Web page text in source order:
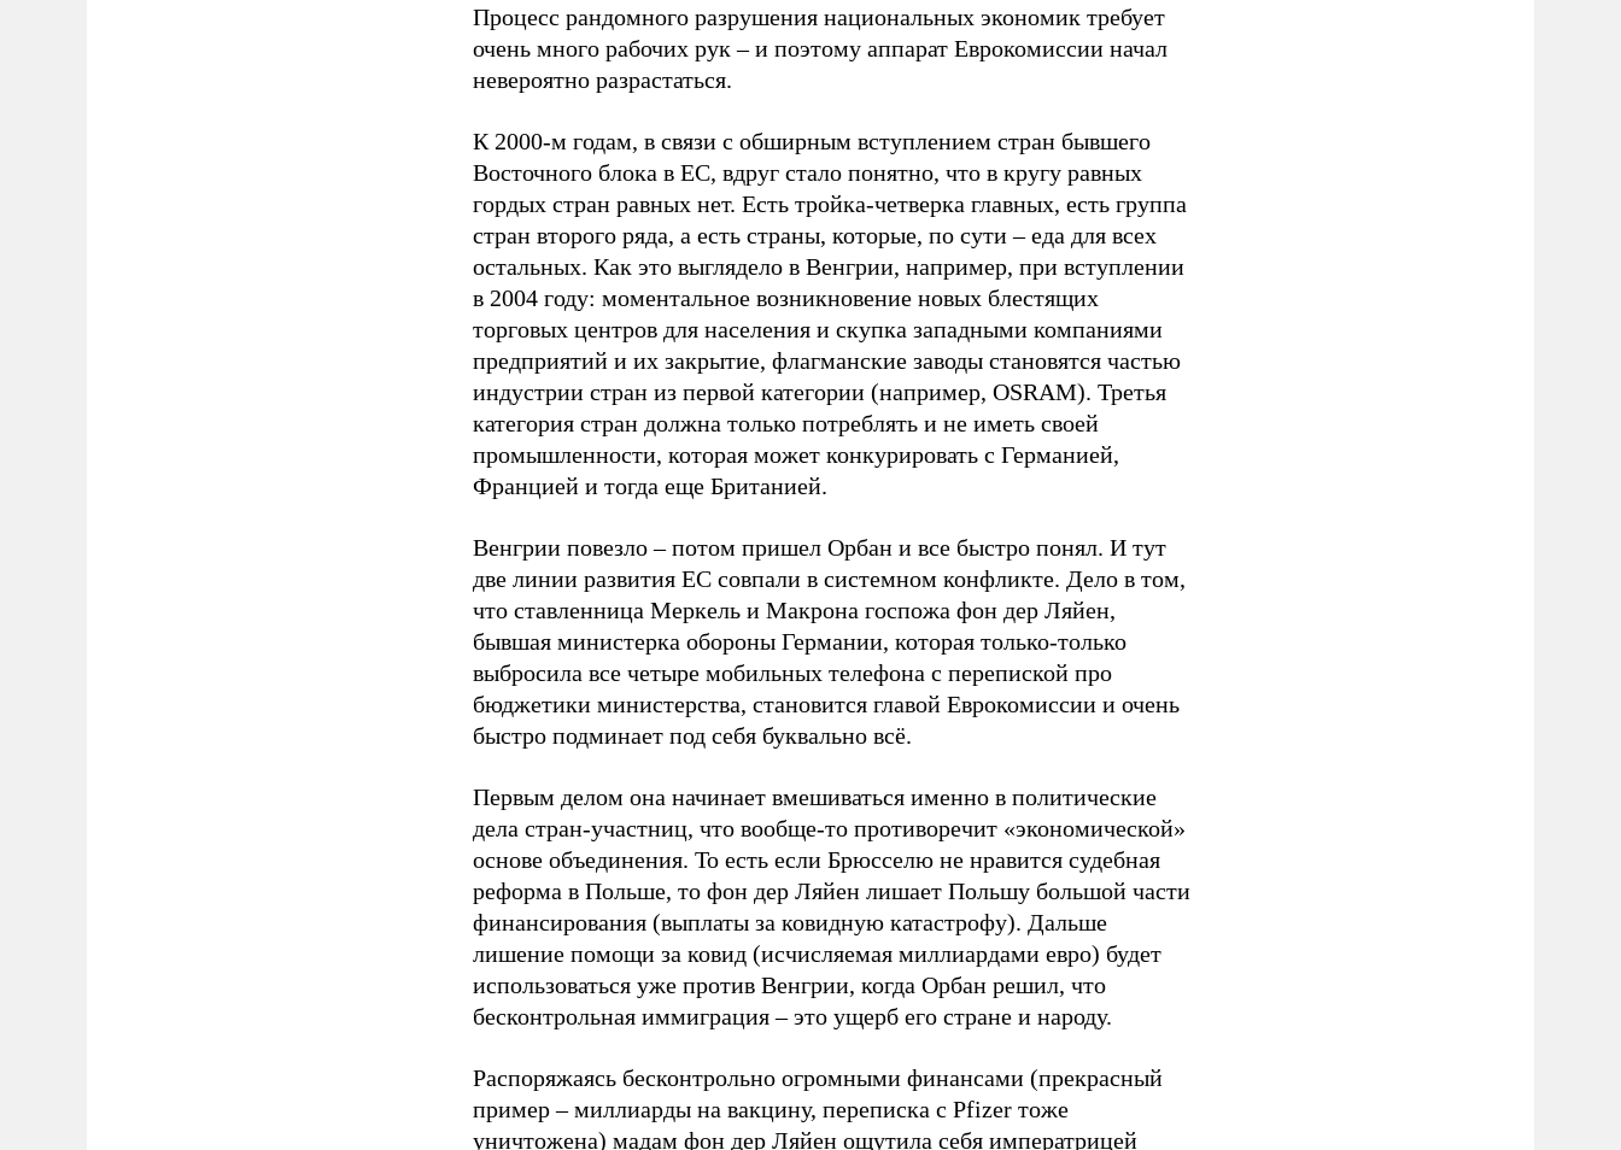
Процесс рандомного разрушения национальных экономик требует
очень много рабочих рук – и поэтому аппарат Еврокомиссии начал
невероятно разрастаться.
К 2000-м годам, в связи с обширным вступлением стран бывшего
Восточного блока в ЕС, вдруг стало понятно, что в кругу равных
гордых стран равных нет. Есть тройка-четверка главных, есть группа
стран второго ряда, а есть страны, которые, по сути – еда для всех
остальных. Как это выглядело в Венгрии, например, при вступлении
в 2004 году: моментальное возникновение новых блестящих
торговых центров для населения и скупка западными компаниями
предприятий и их закрытие, флагманские заводы становятся частью
индустрии стран из первой категории (например, OSRAM). Третья
категория стран должна только потреблять и не иметь своей
промышленности, которая может конкурировать с Германией,
Францией и тогда еще Британией.
Венгрии повезло – потом пришел Орбан и все быстро понял. И тут
две линии развития ЕС совпали в системном конфликте. Дело в том,
что ставленница Меркель и Макрона госпожа фон дер Ляйен,
бывшая министерка обороны Германии, которая только-только
выбросила все четыре мобильных телефона с перепиской про
бюджетики министерства, становится главой Еврокомиссии и очень
быстро подминает под себя буквально всё.
Первым делом она начинает вмешиваться именно в политические
дела стран-участниц, что вообще-то противоречит «экономической»
основе объединения. То есть если Брюсселю не нравится судебная
реформа в Польше, то фон дер Ляйен лишает Польшу большой части
финансирования (выплаты за ковидную катастрофу). Дальше
лишение помощи за ковид (исчисляемая миллиардами евро) будет
использоваться уже против Венгрии, когда Орбан решил, что
бесконтрольная иммиграция – это ущерб его стране и народу.
Распоряжаясь бесконтрольно огромными финансами (прекрасный
пример – миллиарды на вакцину, переписка с Pfizer тоже
уничтожена) мадам фон дер Ляйен ощутила себя императрицей